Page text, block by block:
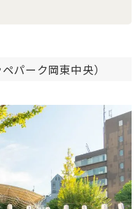
パーク岡東中央）